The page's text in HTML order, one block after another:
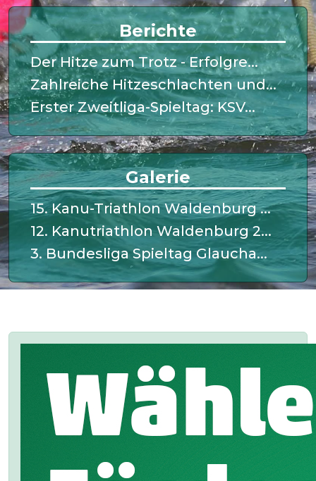
Berichte
Der Hitze zum Trotz - Erfolgre...
Zahlreiche Hitzeschlachten und...
Erster Zweitliga-Spieltag: KSV...
Galerie
15. Kanu-Triathlon Waldenburg ...
12. Kanutriathlon Waldenburg 2...
3. Bundesliga Spieltag Glaucha...